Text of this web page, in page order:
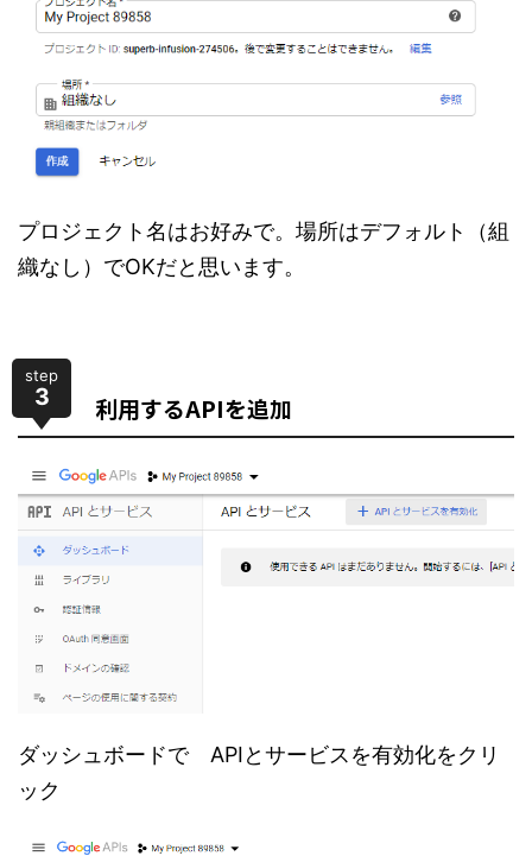
プロジェクト名はお好みで。場所はデフォルト（組
織なし）でOKだと思います。
step
3 利用するAPIを追加
ダッシュボードで APIとサービスを有効化をクリ
ック